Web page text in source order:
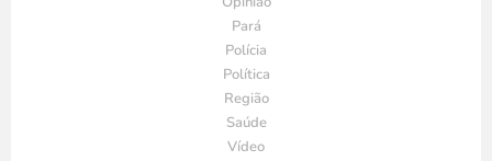
Pará
Polícia
Política
Região
Saúde
Vídeo